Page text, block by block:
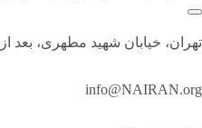
تهران، خیابان شهید مطهری، بعد از تقاطع سهروردی،
info@NAIRAN.org